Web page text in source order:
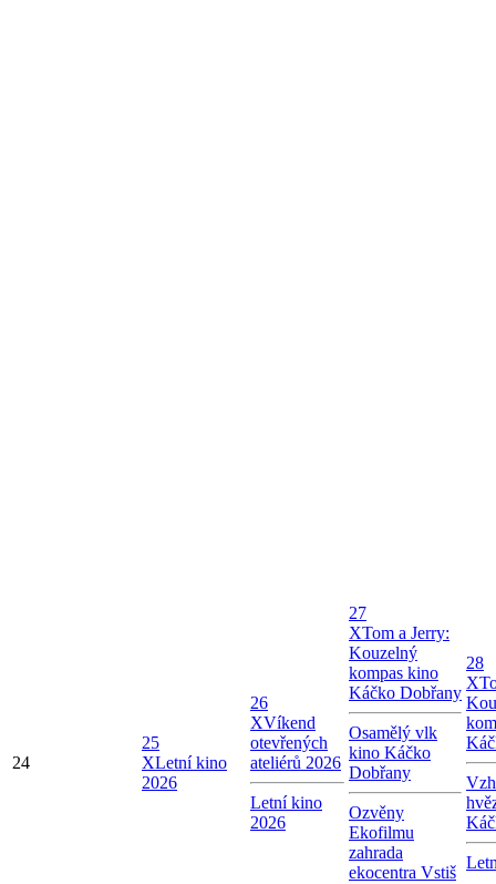
24
25
XLetní kino
2026
26
XVíkend
otevřených
ateliérů 2026
Letní kino
2026
27
XTom a Jerry:
Kouzelný
kompas kino
Káčko Dobřany
Osamělý vlk
kino Káčko
Dobřany
Ozvěny
Ekofilmu
zahrada
ekocentra Vstiš
28
X